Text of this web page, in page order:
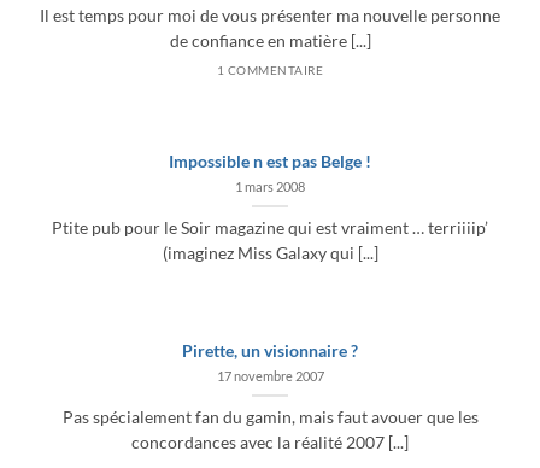
Il est temps pour moi de vous présenter ma nouvelle personne
de confiance en matière [...]
1 COMMENTAIRE
Impossible n est pas Belge !
1 mars 2008
Ptite pub pour le Soir magazine qui est vraiment … terriiiip’
(imaginez Miss Galaxy qui [...]
Pirette, un visionnaire ?
17 novembre 2007
Pas spécialement fan du gamin, mais faut avouer que les
concordances avec la réalité 2007 [...]